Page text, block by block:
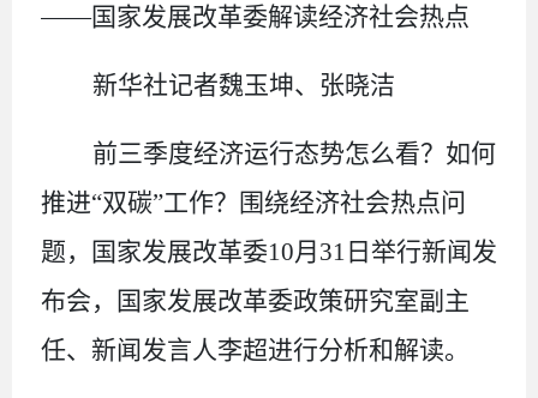
——国家发展改革委解读经济社会热点
新华社记者魏玉坤、张晓洁
前三季度经济运行态势怎么看？如何
推进“双碳”工作？围绕经济社会热点问
题，国家发展改革委10月 31 日举行新闻发
布会，国家发展改革委政策研究室副主
任、新闻发言人李超进行分析和解读。